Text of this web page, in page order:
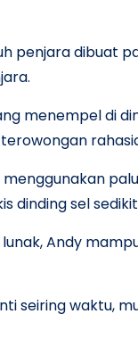
penjara dibuat
menempel di
menggunakan
dinding sel
Andy
seiring waktu,